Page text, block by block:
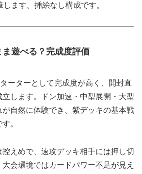
ます。挿絵なし構成です。
遊べる？完成度評価
ーターとして完成度が高く、開封直
します。ドン加速・中型展開・大型
自然に体験でき、紫デッキの基本戦
。
えめで、速攻デッキ相手には押し切
会環境ではカードパワー不足が見え